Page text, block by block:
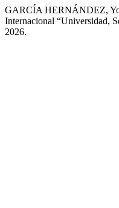
GARCÍA HERNÁNDEZ,
Internacional “Universidad,
2026.